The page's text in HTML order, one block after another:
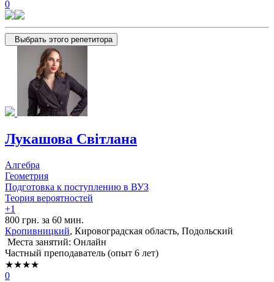
0
Выбрать этого репетитора
Лукашова Світлана
Алгебра
Геометрия
Подготовка к поступлению в ВУЗ
Теория вероятностей
+1
800 грн. за 60 мин.
Кропивницкий, Кировоградская область, Подольский
Места занятий: Онлайн
Частный преподаватель (опыт 6 лет)
★★★★
0